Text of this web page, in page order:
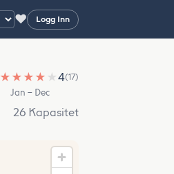
♥ Logg Inn
★ ★ ★ ★ ★4(17)
Jan – Dec
26 Kapasitet